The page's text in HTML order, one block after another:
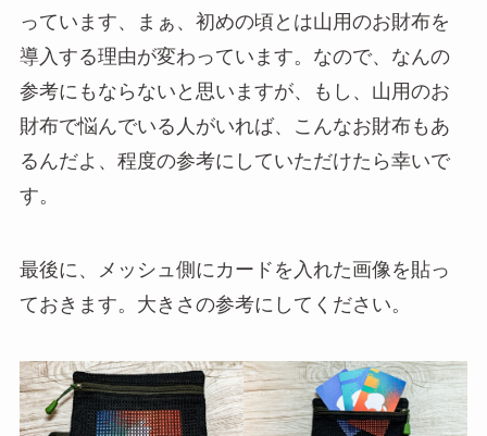
っています、まぁ、初めの頃とは山用のお財布を
導入する理由が変わっています。なので、なんの
参考にもならないと思いますが、もし、山用のお
財布で悩んでいる人がいれば、こんなお財布もあ
るんだよ、程度の参考にしていただけたら幸いで
す。
最後に、メッシュ側にカードを入れた画像を貼っ
ておきます。大きさの参考にしてください。